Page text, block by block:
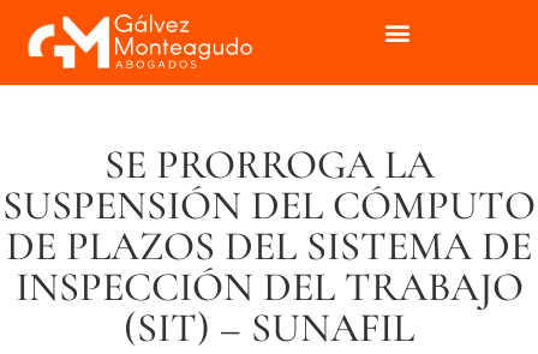
SE PRORROGA LA
SUSPENSIÓN DEL CÓMPUTO
DE PLAZOS DEL SISTEMA DE
INSPECCIÓN DEL TRABAJO
(SIT) – SUNAFIL